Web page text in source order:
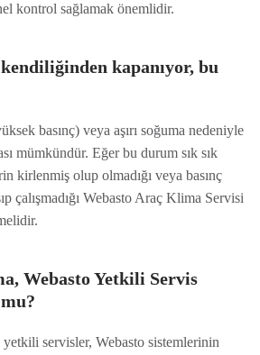
kontrol sağlamak önemlidir.
kapanıyor, bu
basınç) veya aşırı soğuma nedeniyle
mümkündür. Eğer bu durum sık sık
kirlenmiş olup olmadığı veya basınç
çalışmadığı Webasto Araç Klima Servisi
Webasto Yetkili Servis
servisler, Webasto sistemlerinin